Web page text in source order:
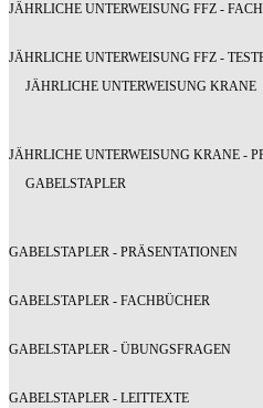
JÄHRLICHE UNTERWEISUNG FFZ -
JÄHRLICHE UNTERWEISUNG FFZ -
JÄHRLICHE UNTERWEISUNG KRANE
JÄHRLICHE UNTERWEISUNG KRANE -
GABELSTAPLER
GABELSTAPLER - PRÄSENTATIONEN
GABELSTAPLER - FACHBÜCHER
GABELSTAPLER - ÜBUNGSFRAGEN
GABELSTAPLER - LEITTEXTE